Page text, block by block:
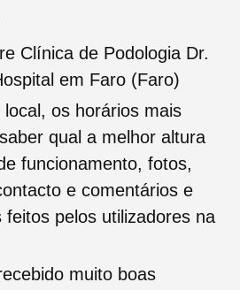
Clínica de Podologia Dr.
em Faro (Faro)
os horários mais
qual a melhor altura
funcionamento, fotos,
e comentários e
feitos pelos utilizadores na
muito boas